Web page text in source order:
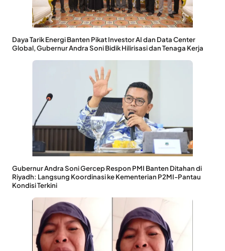
Daya Tarik Energi Banten Pikat Investor AI dan Data Center
Global, Gubernur Andra Soni Bidik Hilirisasi dan Tenaga Kerja
Gubernur Andra Soni Gercep Respon PMI Banten Ditahan di
Riyadh: Langsung Koordinasi ke Kementerian P2MI-Pantau
Kondisi Terkini